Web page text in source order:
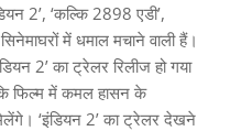
2’, ‘कल्कि 2898 एडी’,
में धमाल मचाने वाली हैं।
2’ का ट्रेलर रिलीज हो गया
फिल्म में कमल हासन के
‘इंडियन 2’ का ट्रेलर देखने